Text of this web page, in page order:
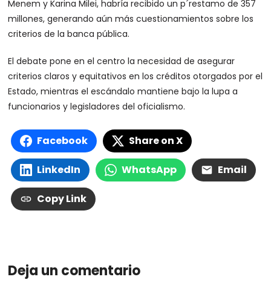
Menem y Karina Milei, habría recibido un p´restamo de 357
millones, generando aún más cuestionamientos sobre los
criterios de la banca pública.
El debate pone en el centro la necesidad de asegurar
criterios claros y equitativos en los créditos otorgados por el
Estado, mientras el escándalo mantiene bajo la lupa a
funcionarios y legisladores del oficialismo.
Facebook Share on X
LinkedIn WhatsApp Email
Copy Link
Deja un comentario